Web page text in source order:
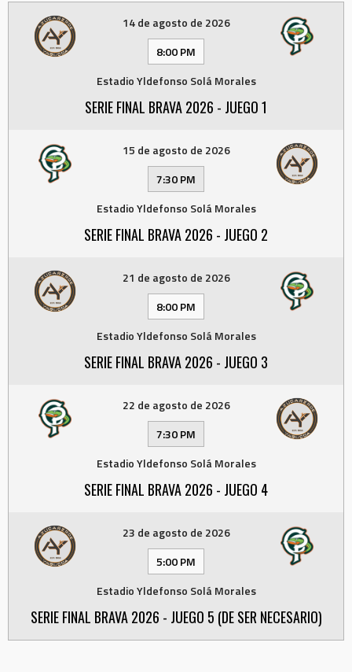
14 de agosto de 2026
8:00 PM
Estadio Yldefonso Solá Morales
SERIE FINAL BRAVA 2026 - JUEGO 1
15 de agosto de 2026
7:30 PM
Estadio Yldefonso Solá Morales
SERIE FINAL BRAVA 2026 - JUEGO 2
21 de agosto de 2026
8:00 PM
Estadio Yldefonso Solá Morales
SERIE FINAL BRAVA 2026 - JUEGO 3
22 de agosto de 2026
7:30 PM
Estadio Yldefonso Solá Morales
SERIE FINAL BRAVA 2026 - JUEGO 4
23 de agosto de 2026
5:00 PM
Estadio Yldefonso Solá Morales
SERIE FINAL BRAVA 2026 - JUEGO 5 (DE SER NECESARIO)